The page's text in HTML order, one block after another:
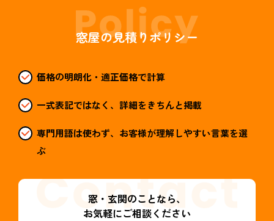
窓屋の見積りポリシー
価格の明朗化・適正価格で計算
一式表記ではなく、詳細をきちんと掲載
専門用語は使わず、お客様が理解しやすい言葉を選
ぶ
窓・玄関のことなら、
お気軽にご相談ください